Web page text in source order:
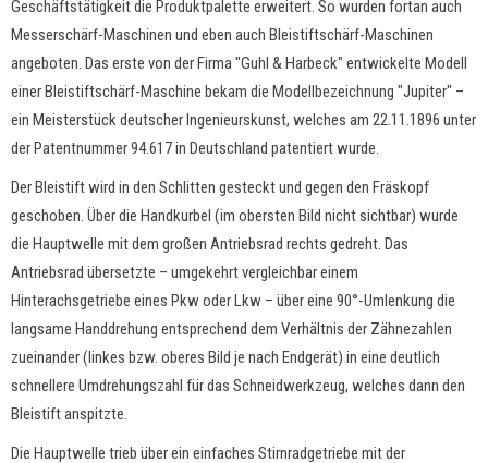
Geschäftstätigkeit die Produktpalette erweitert. So wurden fortan auch
Messerschärf-Maschinen und eben auch Bleistiftschärf-Maschinen
angeboten. Das erste von der Firma "Guhl & Harbeck" entwickelte Modell
einer Bleistiftschärf-Maschine bekam die Modellbezeichnung "Jupiter" –
ein Meisterstück deutscher Ingenieurskunst, welches am 22.11.1896 unter
der Patentnummer 94.617 in Deutschland patentiert wurde.
Der Bleistift wird in den Schlitten gesteckt und gegen den Fräskopf
geschoben. Über die Handkurbel (im obersten Bild nicht sichtbar) wurde
die Hauptwelle mit dem großen Antriebsrad rechts gedreht. Das
Antriebsrad übersetzte – umgekehrt vergleichbar einem
Hinterachsgetriebe eines Pkw oder Lkw – über eine 90°-Umlenkung die
langsame Handdrehung entsprechend dem Verhältnis der Zähnezahlen
zueinander (linkes bzw. oberes Bild je nach Endgerät) in eine deutlich
schnellere Umdrehungszahl für das Schneidwerkzeug, welches dann den
Bleistift anspitzte.
Die Hauptwelle trieb über ein einfaches Stirnradgetriebe mit der